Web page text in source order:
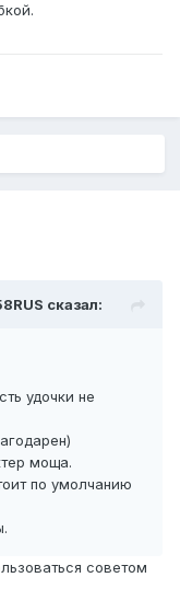
сказал:
удочки не
моща.
по умолчанию
советом